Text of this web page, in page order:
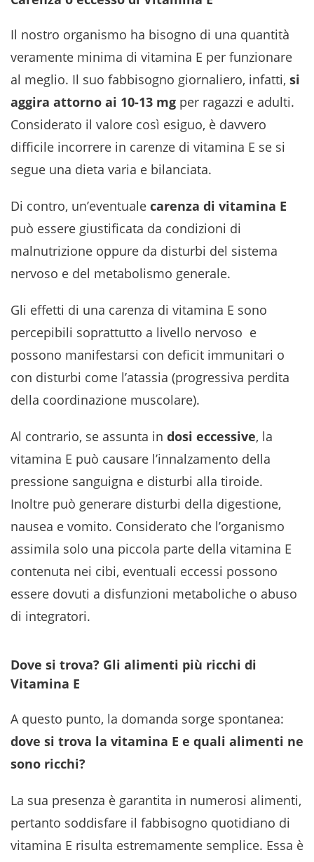
Il nostro organismo ha bisogno di una quantità
veramente minima di vitamina E per funzionare
al meglio. Il suo fabbisogno giornaliero, infatti, si
aggira attorno ai 10-13 mg per ragazzi e adulti.
Considerato il valore così esiguo, è davvero
difficile incorrere in carenze di vitamina E se si
segue una dieta varia e bilanciata.
Di contro, un’eventuale carenza di vitamina E
può essere giustificata da condizioni di
malnutrizione oppure da disturbi del sistema
nervoso e del metabolismo generale.
Gli effetti di una carenza di vitamina E sono
percepibili soprattutto a livello nervoso e
possono manifestarsi con deficit immunitari o
con disturbi come l’atassia (progressiva perdita
della coordinazione muscolare).
Al contrario, se assunta in dosi eccessive, la
vitamina E può causare l’innalzamento della
pressione sanguigna e disturbi alla tiroide.
Inoltre può generare disturbi della digestione,
nausea e vomito. Considerato che l’organismo
assimila solo una piccola parte della vitamina E
contenuta nei cibi, eventuali eccessi possono
essere dovuti a disfunzioni metaboliche o abuso
di integratori.
Dove si trova? Gli alimenti più ricchi di
Vitamina E
A questo punto, la domanda sorge spontanea:
dove si trova la vitamina E e quali alimenti ne
sono ricchi?
La sua presenza è garantita in numerosi alimenti,
pertanto soddisfare il fabbisogno quotidiano di
vitamina E risulta estremamente semplice. Essa è